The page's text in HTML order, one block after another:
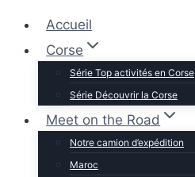
Accueil
Corse
Série Top activités en Corse
Série Découvrir la Corse
Meet on the Road
Notre camion d’expédition
Maroc